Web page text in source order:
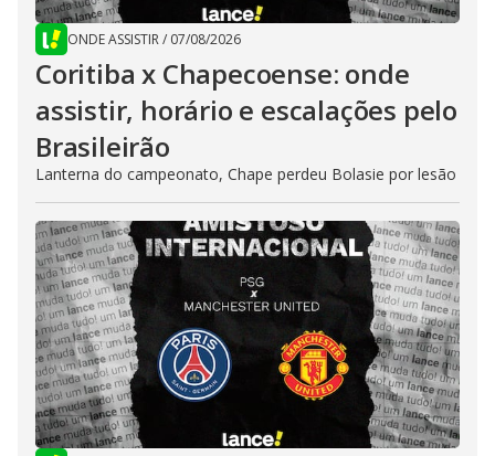
ONDE ASSISTIR/ 07/08/2026
Coritiba x Chapecoense: onde
assistir, horário e escalações pelo
Brasileirão
Lanterna do campeonato, Chape perdeu Bolasie por lesão